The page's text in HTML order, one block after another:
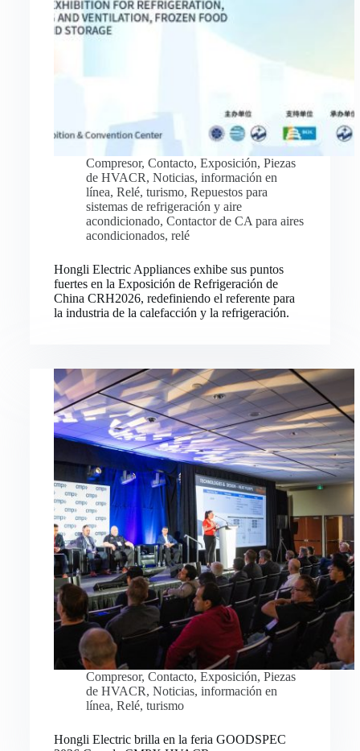
Compresor, Contacto, Exposición, Piezas
de HVACR, Noticias, información en
línea, Relé, turismo, Repuestos para
sistemas de refrigeración y aire
acondicionado, Contactor de CA para aires
acondicionados, relé
Hongli Electric Appliances exhibe sus puntos
fuertes en la Exposición de Refrigeración de
China CRH2026, redefiniendo el referente para
la industria de la calefacción y la refrigeración.
Compresor, Contacto, Exposición, Piezas
de HVACR, Noticias, información en
línea, Relé, turismo
Hongli Electric brilla en la feria GOODSPEC